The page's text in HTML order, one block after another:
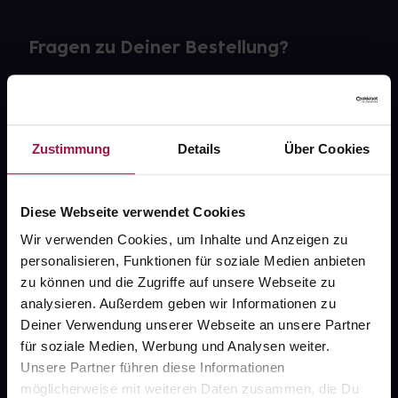
Zustimmung Details Über Cookies
Diese Webseite verwendet Cookies
Wir verwenden Cookies, um Inhalte und Anzeigen zu
personalisieren, Funktionen für soziale Medien anbieten
zu können und die Zugriffe auf unsere Webseite zu
analysieren. Außerdem geben wir Informationen zu
Deiner Verwendung unserer Webseite an unsere Partner
für soziale Medien, Werbung und Analysen weiter.
Unsere Partner führen diese Informationen
möglicherweise mit weiteren Daten zusammen, die Du
Fragen zu Deiner Bestellung?
gesund.de
Über uns
Karriere
Newsletter